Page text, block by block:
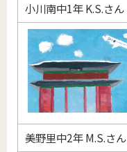
小川南中1年 K.S.さん
美野里中2年 M.S.さん